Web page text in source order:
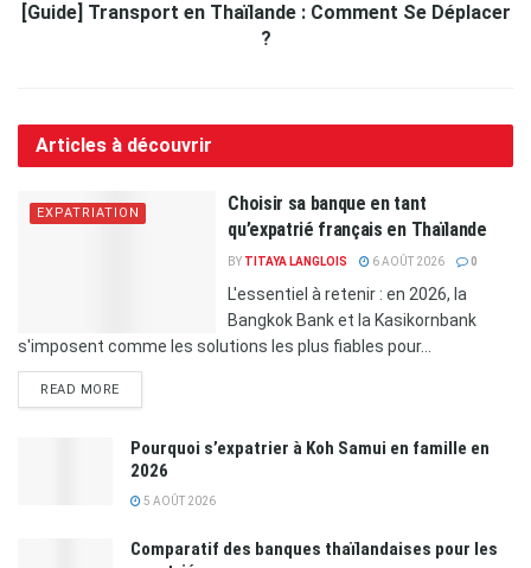
[Guide] Transport en Thaïlande : Comment Se Déplacer
?
Articles à découvrir
EXPATRIATION
Choisir sa banque en tant
qu’expatrié français en Thaïlande
BY TITAYA LANGLOIS 6 AOÛT 2026 0
L'essentiel à retenir : en 2026, la
Bangkok Bank et la Kasikornbank
s'imposent comme les solutions les plus fiables pour...
READ MORE
Pourquoi s’expatrier à Koh Samui en famille en
2026
5 AOÛT 2026
Comparatif des banques thaïlandaises pour les